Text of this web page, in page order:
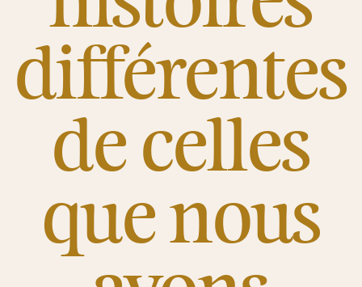
différentes
de celles
que nous